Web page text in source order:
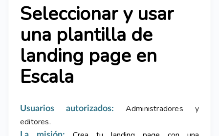
Seleccionar y usar
una plantilla de
landing page en
Escala
Usuarios autorizados: Administradores y
editores.